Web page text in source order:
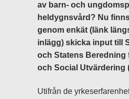
av barn- och
heldygnsvård? Nu
genom enkät (länk
inlägg) skicka input till
och Statens Beredning
och Social Utvärdering
Utifrån de